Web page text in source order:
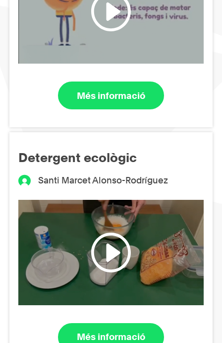
Més informació
Detergent ecològic
Santi Marcet Alonso-Rodríguez
Més informació